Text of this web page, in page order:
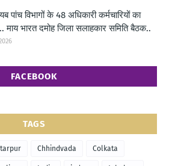
पांच विभागों के 48 अधिकारी कर्मचारियों का
माय भारत दमोह जिला सलाहकार समिति बैठक..
FACEBOOK
TAGS
Chhindvada Colkata